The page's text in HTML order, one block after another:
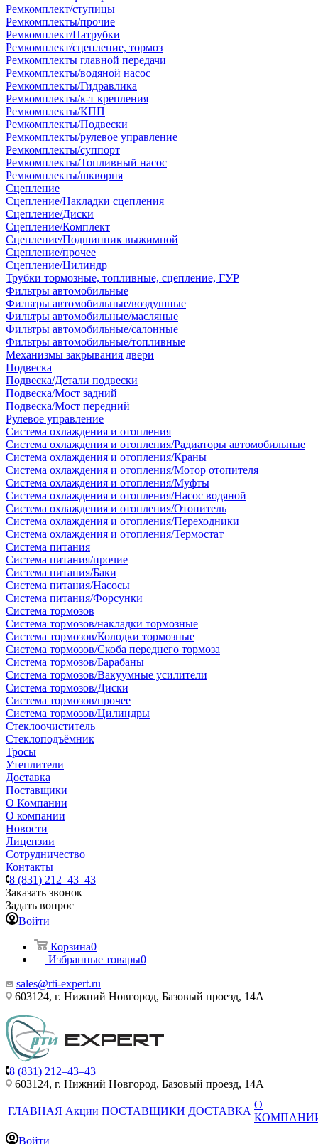
Ремкомплект/ступицы
Ремкомплекты/прочие
Ремкомплект/Патрубки
Ремкомплект/сцепление, тормоз
Ремкомплекты главной передачи
Ремкомплекты/водяной насос
Ремкомплекты/Гидравлика
Ремкомплекты/к-т крепления
Ремкомплекты/КПП
Ремкомплекты/Подвески
Ремкомплекты/рулевое управление
Ремкомплекты/суппорт
Ремкомплекты/Топливный насос
Ремкомплекты/шкворня
Сцепление
Сцепление/Накладки сцепления
Сцепление/Диски
Сцепление/Комплект
Сцепление/Подшипник выжимной
Сцепление/прочее
Сцепление/Цилиндр
Трубки тормозные, топливные, сцепление, ГУР
Фильтры автомобильные
Фильтры автомобильные/воздушные
Фильтры автомобильные/масляные
Фильтры автомобильные/салонные
Фильтры автомобильные/топливные
Механизмы закрывания двери
Подвеска
Подвеска/Детали подвески
Подвеска/Мост задний
Подвеска/Мост передний
Рулевое управление
Система охлаждения и отопления
Система охлаждения и отопления/Радиаторы автомобильные
Система охлаждения и отопления/Краны
Система охлаждения и отопления/Мотор отопителя
Система охлаждения и отопления/Муфты
Система охлаждения и отопления/Насос водяной
Система охлаждения и отопления/Отопитель
Система охлаждения и отопления/Переходники
Система охлаждения и отопления/Термостат
Система питания
Система питания/прочие
Система питания/Баки
Система питания/Насосы
Система питания/Форсунки
Система тормозов
Система тормозов/накладки тормозные
Система тормозов/Колодки тормозные
Система тормозов/Скоба переднего тормоза
Система тормозов/Барабаны
Система тормозов/Вакуумные усилители
Система тормозов/Диски
Система тормозов/прочее
Система тормозов/Цилиндры
Стеклоочиститель
Стеклоподъёмник
Тросы
Утеплители
Доставка
Поставщики
О Компании
О компании
Новости
Лицензии
Сотрудничество
Контакты
8 (831) 212–43–43
Заказать звонок
Задать вопрос
Войти
Корзина0
Избранные товары0
sales@rti-expert.ru
603124, г. Нижний Новгород, Базовый проезд, 14А
8 (831) 212–43–43
603124, г. Нижний Новгород, Базовый проезд, 14А
ГЛАВНАЯ Акции ПОСТАВЩИКИ ДОСТАВКА
О
Войти